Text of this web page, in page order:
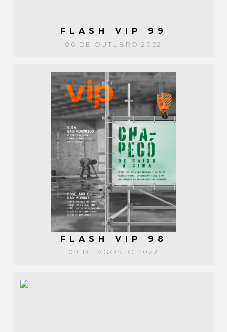
FLASH VIP 99
06 DE OUTUBRO 2022
FLASH VIP 98
09 DE AGOSTO 2022